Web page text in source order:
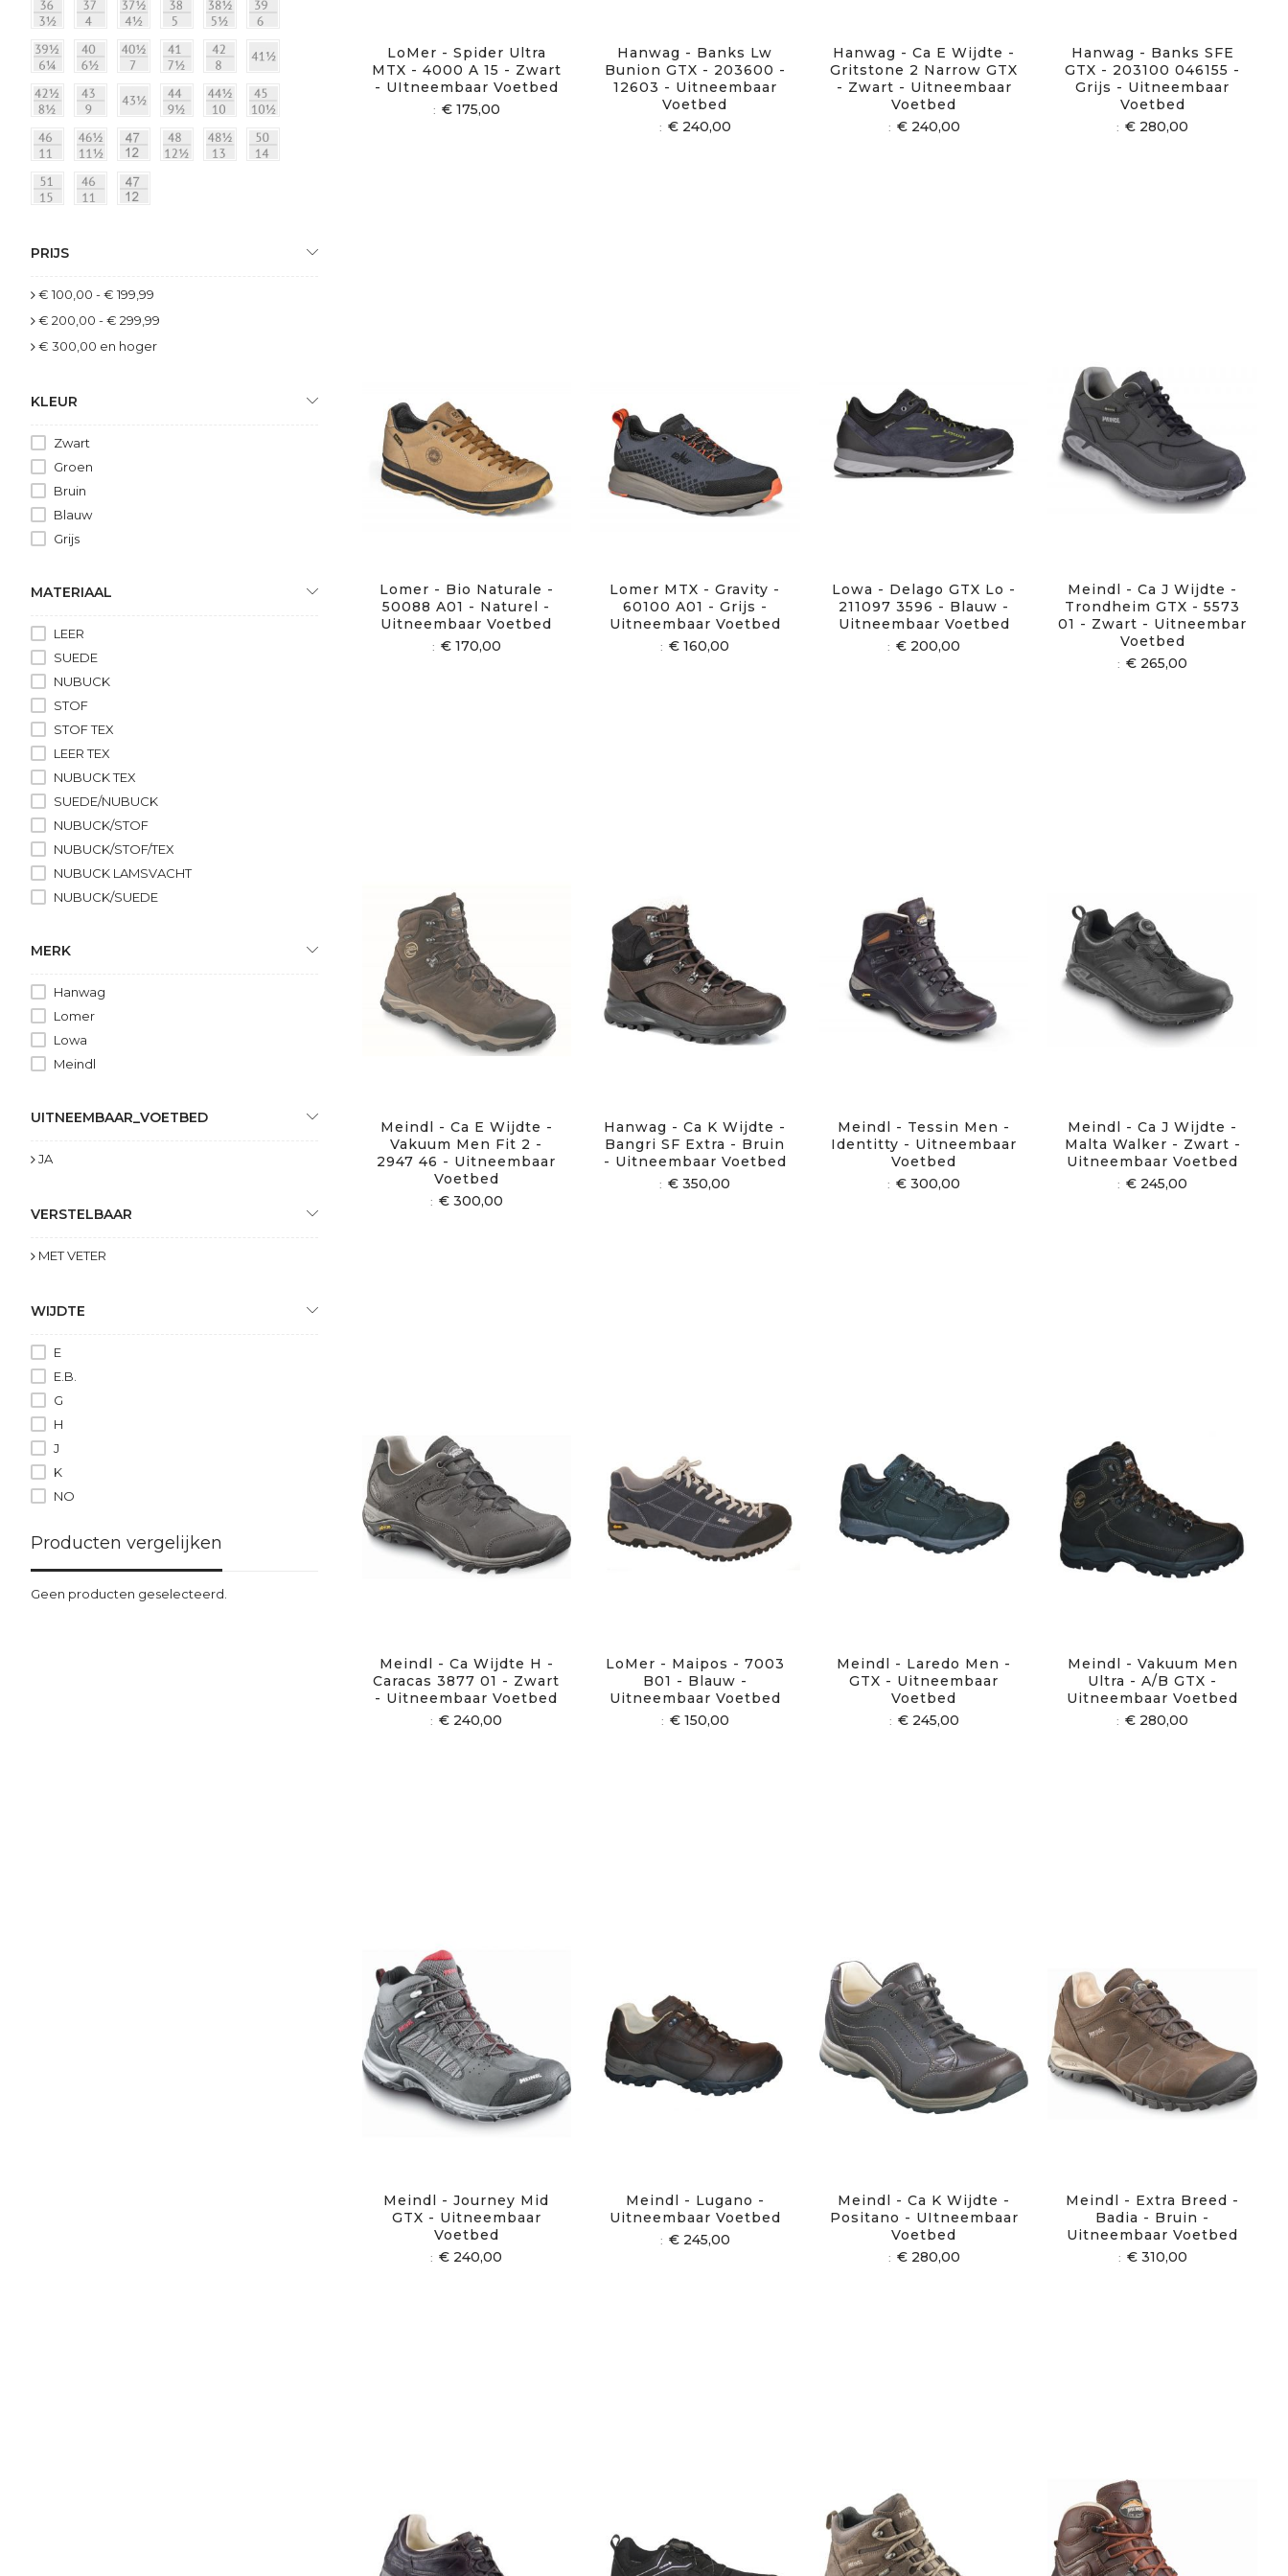
LoMer - Spider Ultra
MTX - 4000 A 15 - Zwart
- UItneembaar Voetbed
€ 175,00
Hanwag - Banks Lw
Bunion GTX - 203600 -
12603 - Uitneembaar
Voetbed
€ 240,00
Hanwag - Ca E Wijdte -
Gritstone 2 Narrow GTX
- Zwart - Uitneembaar
Voetbed
€ 240,00
Hanwag - Banks SFE
GTX - 203100 046155 -
Grijs - Uitneembaar
Voetbed
€ 280,00
Lomer - Bio Naturale -
50088 A01 - Naturel -
Uitneembaar Voetbed
€ 170,00
Lomer MTX - Gravity -
60100 A01 - Grijs -
Uitneembaar Voetbed
€ 160,00
Lowa - Delago GTX Lo -
211097 3596 - Blauw -
Uitneembaar Voetbed
€ 200,00
Meindl - Ca J Wijdte -
Trondheim GTX - 5573
01 - Zwart - Uitneembar
Voetbed
€ 265,00
Meindl - Ca E Wijdte -
Vakuum Men Fit 2 -
2947 46 - Uitneembaar
Voetbed
€ 300,00
Hanwag - Ca K Wijdte -
Bangri SF Extra - Bruin
- Uitneembaar Voetbed
€ 350,00
Meindl - Tessin Men -
Identitty - Uitneembaar
Voetbed
€ 300,00
Meindl - Ca J Wijdte -
Malta Walker - Zwart -
Uitneembaar Voetbed
€ 245,00
Meindl - Ca Wijdte H -
Caracas 3877 01 - Zwart
- Uitneembaar Voetbed
€ 240,00
LoMer - Maipos - 7003
B01 - Blauw -
Uitneembaar Voetbed
€ 150,00
Meindl - Laredo Men -
GTX - Uitneembaar
Voetbed
€ 245,00
Meindl - Vakuum Men
Ultra - A/B GTX -
Uitneembaar Voetbed
€ 280,00
Meindl - Journey Mid
GTX - Uitneembaar
Voetbed
€ 240,00
Meindl - Lugano -
Uitneembaar Voetbed
€ 245,00
Meindl - Ca K Wijdte -
Positano - UItneembaar
Voetbed
€ 280,00
Meindl - Extra Breed -
Badia - Bruin -
Uitneembaar Voetbed
€ 310,00
PRIJS
€ 100,00 -€ 199,99
€ 200,00 -€ 299,99
€ 300,00 en hoger
KLEUR
Zwart
Groen
Bruin
Blauw
Grijs
MATERIAAL
LEER
SUEDE
NUBUCK
STOF
STOF TEX
LEER TEX
NUBUCK TEX
SUEDE/NUBUCK
NUBUCK/STOF
NUBUCK/STOF/TEX
NUBUCK LAMSVACHT
NUBUCK/SUEDE
MERK
Hanwag
Lomer
Lowa
Meindl
UITNEEMBAAR_VOETBED
JA
VERSTELBAAR
MET VETER
WIJDTE
E
E.B.
G
H
J
K
NO
Producten vergelijken
Geen producten geselecteerd.